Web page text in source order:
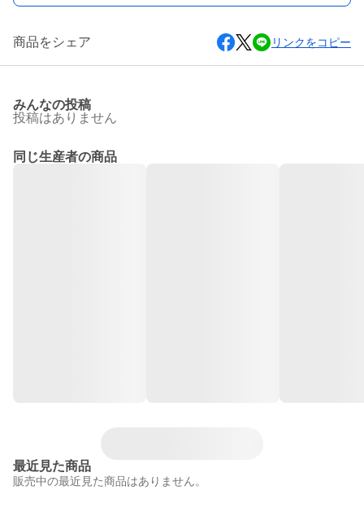
商品をシェア リンクをコピー
みんなの投稿
投稿はありません
同じ生産者の商品
最近見た商品
販売中の最近見た商品はありません。